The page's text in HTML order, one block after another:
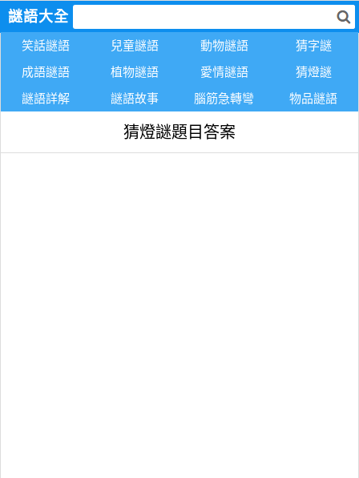
謎語大全
笑話謎語 兒童謎語 動物謎語
猜字謎
成語謎語
植物謎語 愛情謎語
猜燈謎
謎語詳解
謎語故事 腦筋急轉彎 物品謎語
猜燈謎題目答案